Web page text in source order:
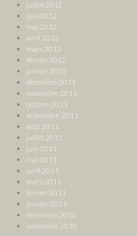
juillet 2012
juin 2012
mai 2012
avril 2012
mars 2012
février 2012
janvier 2012
décembre 2011
novembre 2011
octobre 2011
septembre 2011
août 2011
juillet 2011
juin 2011
mai 2011
avril 2011
mars 2011
février 2011
janvier 2011
décembre 2010
novembre 2010